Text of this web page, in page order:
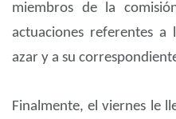
miembros de la
actuaciones referentes
azar y a su
Finalmente, el viernes le